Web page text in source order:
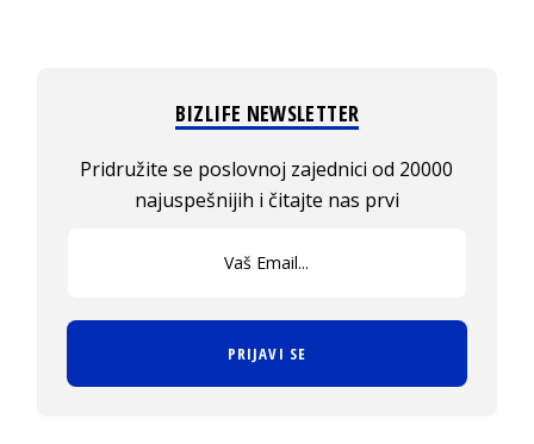
BIZLIFE NEWSLETTER
Pridružite se poslovnoj zajednici od 20000
najuspešnijih i čitajte nas prvi
PRIJAVI SE